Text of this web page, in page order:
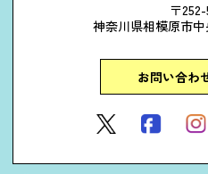
〒252-
神奈川県相模原市中
お問い合わ